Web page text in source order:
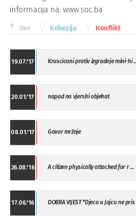
informacija na: www.soc.ba
Sve Kohezija Konflikt
19.07.'17 Kruscicani protiv izgradnje mini-hi
20.01.'17 napad na vjerski objekat
08.01.'17 Govor mržnje
26.08.'16 A citizen physically attacked for r ...
17.06.'16 DOBRA VIJEST *Djeca u Jajcu ne pris